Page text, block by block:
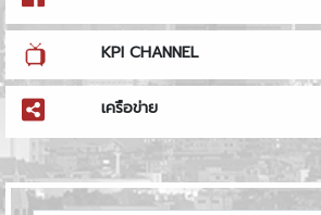
KPI CHANNEL
เครือข่าย